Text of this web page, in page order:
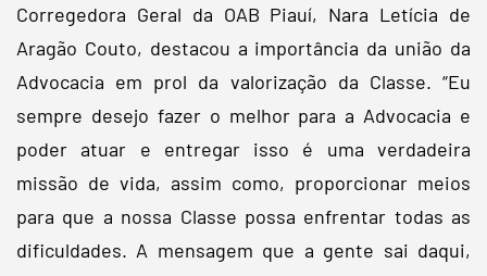
Corregedora Geral da OAB Piauí, Nara Letícia de
Aragão Couto, destacou a importância da união da
Advocacia em prol da valorização da Classe. “Eu
sempre desejo fazer o melhor para a Advocacia e
poder atuar e entregar isso é uma verdadeira
missão de vida, assim como, proporcionar meios
para que a nossa Classe possa enfrentar todas as
dificuldades. A mensagem que a gente sai daqui,